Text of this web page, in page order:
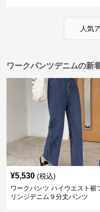
人気
ワークパンツデニムの新
¥5,530 (税込)
ワークパンツ ハイウエスト裾
リンジデニム９分丈パンツ